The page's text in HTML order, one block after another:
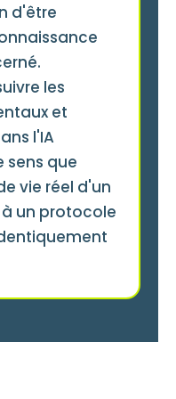
d'être
les
et
l'IA
sens que
vie réel d'un
un protocole